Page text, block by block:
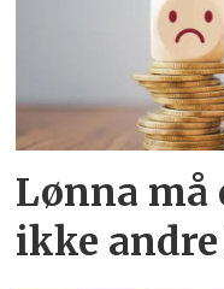
Lønna må
ikke